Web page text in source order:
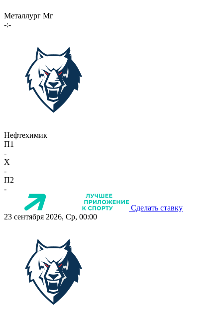
Металлург Мг
-:-
Нефтехимик
П1
-
X
-
П2
-
Сделать ставку
23 сентября 2026, Ср, 00:00